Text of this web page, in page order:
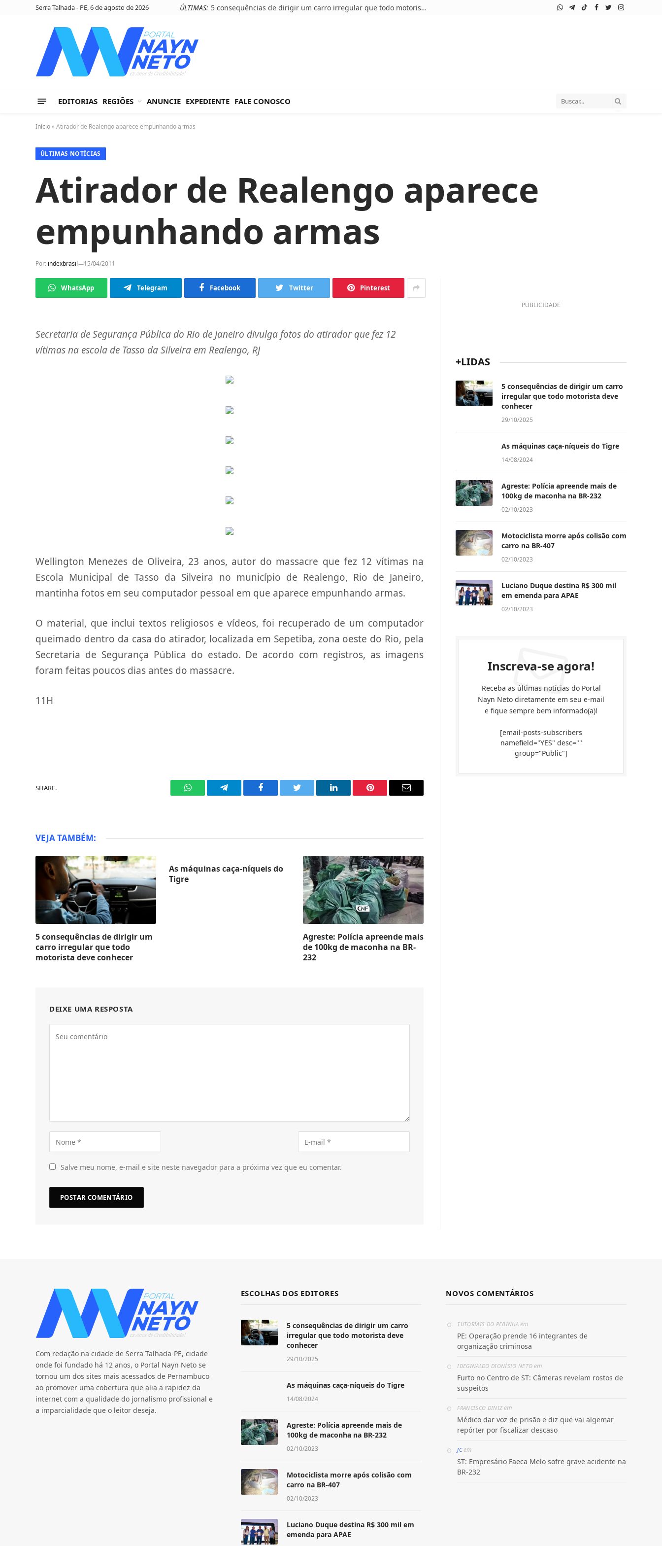
Serra Talhada - PE, 6 de agosto de 2026 ÚLTIMAS: 5 consequências de dirigir um carro irregular que todo motorista deve conhecer WhatsApp
Telegram
TikTokFacebook
TwitterInstagram
EDITORIAS REGIÕES ANUNCIE EXPEDIENTE FALE CONOSCO
Início »Atirador de Realengo aparece empunhando armas
ÚLTIMAS NOTÍCIAS
Atirador de Realengo aparece
empunhando armas
Por: indexbrasil 15/04/2011
WhatsApp Telegram Facebook Twitter Pinterest
Secretaria de Segurança Pública do Rio de Janeiro divulga fotos do atirador que fez 12
vítimas na escola de Tasso da Silveira em Realengo, RJ
Wellington Menezes de Oliveira, 23 anos, autor do massacre que fez 12 vítimas na
Escola Municipal de Tasso da Silveira no município de Realengo, Rio de Janeiro,
mantinha fotos em seu computador pessoal em que aparece empunhando armas.
O material, que inclui textos religiosos e vídeos, foi recuperado de um computador
queimado dentro da casa do atirador, localizada em Sepetiba, zona oeste do Rio, pela
Secretaria de Segurança Pública do estado. De acordo com registros, as imagens
foram feitas poucos dias antes do massacre.
11H
SHARE.
WhatsAppTelegram Facebook Twitter LinkedIn Pinterest Email
VEJA TAMBÉM:
5 consequências de dirigir um
carro irregular que todo
motorista deve conhecer
As máquinas caça-níqueis do
Tigre
Agreste: Polícia apreende mais
de 100kg de maconha na BR-
232
DEIXE UMA RESPOSTA
Salve meu nome, e-mail e site neste navegador para a próxima vez que eu comentar.
PUBLICIDADE
+LIDAS
5 consequências de dirigir um carro
irregular que todo motorista deve
conhecer
29/10/2025
As máquinas caça-níqueis do Tigre
14/08/2024
Agreste: Polícia apreende mais de
100kg de maconha na BR-232
02/10/2023
Motociclista morre após colisão com
carro na BR-407
02/10/2023
Luciano Duque destina R$ 300 mil
em emenda para APAE
02/10/2023
Inscreva-se agora!
Receba as últimas notícias do Portal
Nayn Neto diretamente em seu e-mail
e fique sempre bem informado(a)!
[email-posts-subscribers
namefield="YES" desc=""
group="Public"]
Com redação na cidade de Serra Talhada-PE, cidade
onde foi fundado há 12 anos, o Portal Nayn Neto se
tornou um dos sites mais acessados de Pernambuco
ao promover uma cobertura que alia a rapidez da
internet com a qualidade do jornalismo profissional e
a imparcialidade que o leitor deseja.
ESCOLHAS DOS EDITORES
5 consequências de dirigir um carro
irregular que todo motorista deve
conhecer
29/10/2025
As máquinas caça-níqueis do Tigre
14/08/2024
Agreste: Polícia apreende mais de
100kg de maconha na BR-232
02/10/2023
Motociclista morre após colisão com
carro na BR-407
02/10/2023
Luciano Duque destina R$ 300 mil em
emenda para APAE
NOVOS COMENTÁRIOS
TUTORIAIS DO PEBINHAem
PE: Operação prende 16 integrantes de
organização criminosa
IDEGINALDO DIONÍSIO NETO em
Furto no Centro de ST: Câmeras revelam rostos de
suspeitos
FRANCISCO DINIZ em
Médico dar voz de prisão e diz que vai algemar
repórter por fiscalizar descaso
JCem
ST: Empresário Faeca Melo sofre grave acidente na
BR-232